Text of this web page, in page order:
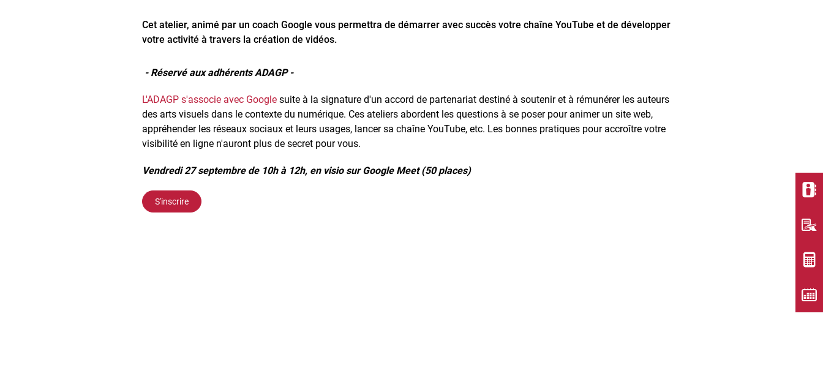
Cet atelier, animé par un coach Google vous permettra de démarrer avec succès votre chaîne YouTube et de développer
votre activité à travers la création de vidéos.
- Réservé aux adhérents ADAGP -
L'ADAGP s'associe avec Google suite à la signature d'un accord de partenariat destiné à soutenir et à rémunérer les auteurs
des arts visuels dans le contexte du numérique. Ces ateliers abordent les questions à se poser pour animer un site web,
appréhender les réseaux sociaux et leurs usages, lancer sa chaîne YouTube, etc. Les bonnes pratiques pour accroître votre
visibilité en ligne n'auront plus de secret pour vous.
Vendredi 27 septembre de 10h à 12h, en visio sur Google Meet (50 places)
S'inscrire